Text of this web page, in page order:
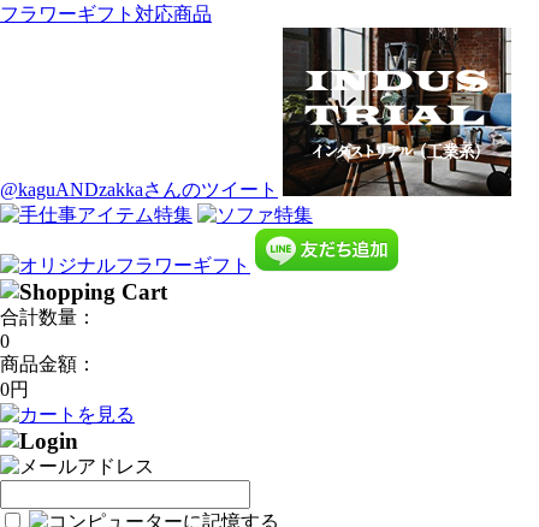
フラワーギフト対応商品
@kaguANDzakkaさんのツイート
合計数量：
0
商品金額：
0円